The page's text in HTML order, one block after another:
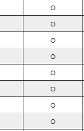
○
○
○
○
○
○
○
○